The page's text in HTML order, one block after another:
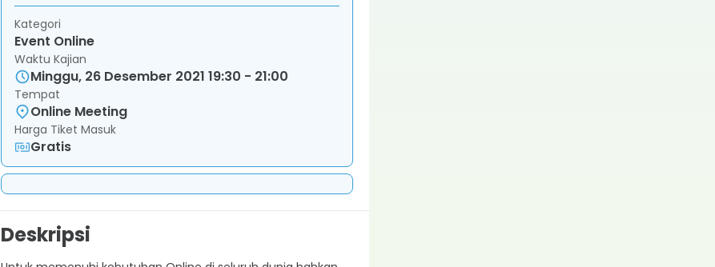
Kategori
Event Online
Waktu Kajian
Minggu, 26 Desember 2021 19:30 - 21:00
Tempat
Online Meeting
Harga Tiket Masuk
Gratis
Deskripsi